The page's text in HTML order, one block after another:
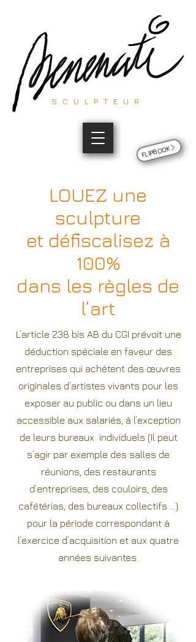
FLIPBOOK
Site du sculpteur Thierry Benenati
SCULPTEUR
LOUEZ une
sculpture
et défiscalisez à
100%
dans les règles de
l’art
L’article 238 bis AB du CGI prévoit une
déduction spéciale en faveur des
entreprises qui achètent des œuvres
originales d’artistes vivants pour les
exposer au public ou dans un lieu
accessible aux salariés, à l’exception
de leurs bureaux individuels (Il peut
s’agir par exemple des salles de
réunions, des restaurants
d’entreprises, des couloirs, des
cafétérias, des bureaux collectifs ...)
pour la période correspondant à
l’exercice d’acquisition et aux quatre
années suivantes.